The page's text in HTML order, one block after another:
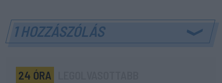
1 HOZZÁSZÓLÁS
24 ÓRA